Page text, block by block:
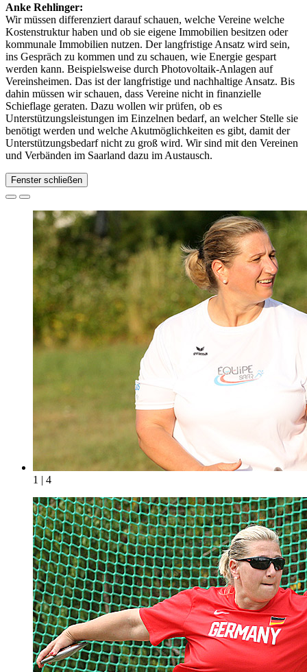
Anke Rehlinger:
Wir müssen differenziert darauf schauen, welche Vereine welche
Kostenstruktur haben und ob sie eigene Immobilien besitzen oder
kommunale Immobilien nutzen. Der langfristige Ansatz wird sein,
ins Gespräch zu kommen und zu schauen, wie Energie gespart
werden kann. Beispielsweise durch Photovoltaik-Anlagen auf
Vereinsheimen. Das ist der langfristige und nachhaltige Ansatz. Bis
dahin müssen wir schauen, dass Vereine nicht in finanzielle
Schieflage geraten. Dazu wollen wir prüfen, ob es
Unterstützungsleistungen im Einzelnen bedarf, an welcher Stelle sie
benötigt werden und welche Akutmöglichkeiten es gibt, damit der
Unterstützungsbedarf nicht zu groß wird. Wir sind mit den Vereinen
und Verbänden im Saarland dazu im Austausch.
Fenster schließen
1 | 4